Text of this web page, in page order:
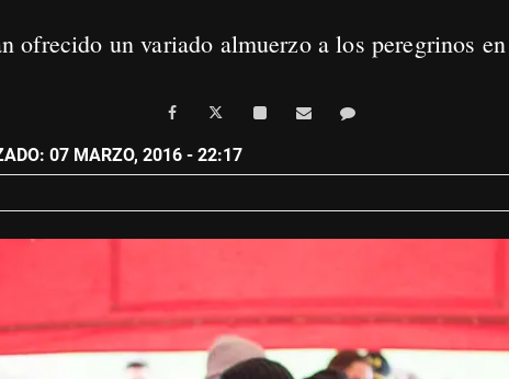
ofrecido un variado almuerzo a los peregrinos
07 MARZO, 2016 - 22:17